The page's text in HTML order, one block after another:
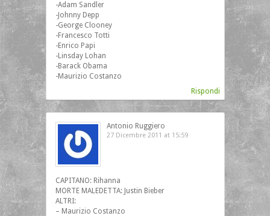
-Adam Sandler
-Johnny Depp
-George Clooney
-Francesco Totti
-Enrico Papi
-Linsday Lohan
-Barack Obama
-Maurizio Costanzo
Rispondi
Antonio Ruggiero
27 Dicembre 2011 at 15:59
CAPITANO: Rihanna
MORTE MALEDETTA: Justin Bieber
ALTRI:
– Maurizio Costanzo